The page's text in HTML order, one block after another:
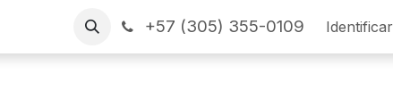
CONTÁCTENOS Financiamiento SERVICIO
+57 (305) 355-0109